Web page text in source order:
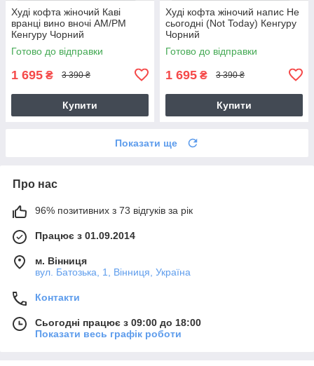
Худі кофта жіночий Каві
вранці вино вночі AM/PM
Кенгуру Чорний
Готово до відправки
1 695 ₴ 3 390 ₴
Купити
Худі кофта жіночий напис Не
сьогодні (Not Today) Кенгуру
Чорний
Готово до відправки
1 695 ₴ 3 390 ₴
Купити
Показати ще
Про нас
96% позитивних з 73 відгуків за рік
Працює з 01.09.2014
м. Вінниця
вул. Батозька, 1, Вінниця, Україна
Контакти
Сьогодні працює з 09:00 до 18:00
Показати весь графік роботи